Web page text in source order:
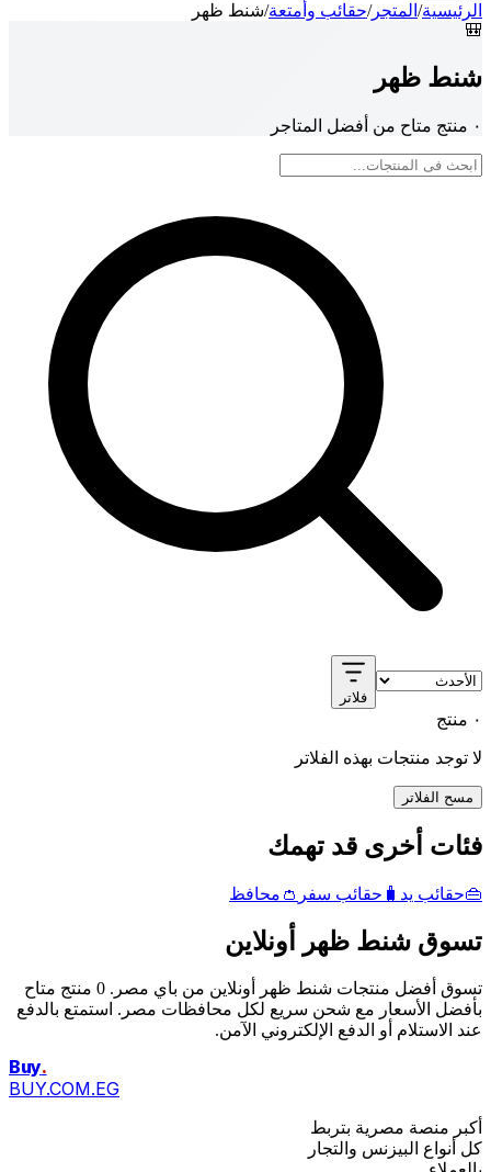
الرئيسية/ المتجر/حقائب وأمتعة/شنط ظهر
🎒
شنط ظهر
٠ منتج متاح من أفضل المتاجر
فلاتر
٠ منتج
لا توجد منتجات بهذه الفلاتر
مسح الفلاتر
فئات أخرى قد تهمك
👜حقائب يد 🧳 حقائب سفر 👛 محافظ
تسوق شنط ظهر أونلاين
تسوق أفضل منتجات شنط ظهر أونلاين من باي مصر. 0 منتج متاح
بأفضل الأسعار مع شحن سريع لكل محافظات مصر. استمتع بالدفع
عند الاستلام أو الدفع الإلكتروني الآمن.
Buy.
BUY.COM.EG
أكبر منصة مصرية بتربط
كل أنواع البيزنس والتجار